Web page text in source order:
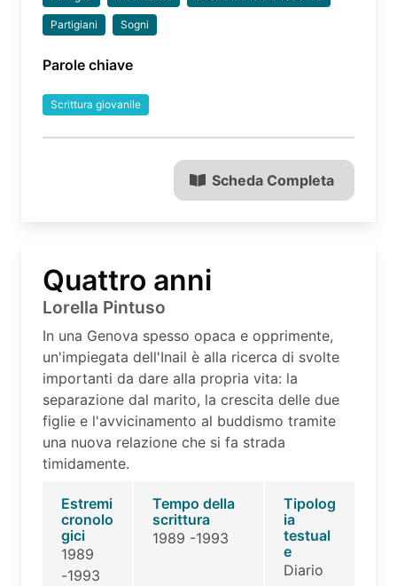
Partigiani Sogni
Parole chiave
Scrittura giovanile
Scheda Completa
Quattro anni
Lorella Pintuso
In una Genova spesso opaca e opprimente,
un'impiegata dell'Inail è alla ricerca di svolte
importanti da dare alla propria vita: la
separazione dal marito, la crescita delle due
figlie e l'avvicinamento al buddismo tramite
una nuova relazione che si fa strada
timidamente.
Estremi
cronolo
gici
1989
-1993
Tempo della
scrittura
1989 -1993
Tipolog
ia
testual
e
Diario